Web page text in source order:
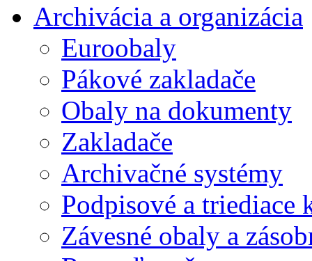
Archivácia a organizácia
Euroobaly
Pákové zakladače
Obaly na dokumenty
Zakladače
Archivačné systémy
Podpisové a triediace
Závesné obaly a